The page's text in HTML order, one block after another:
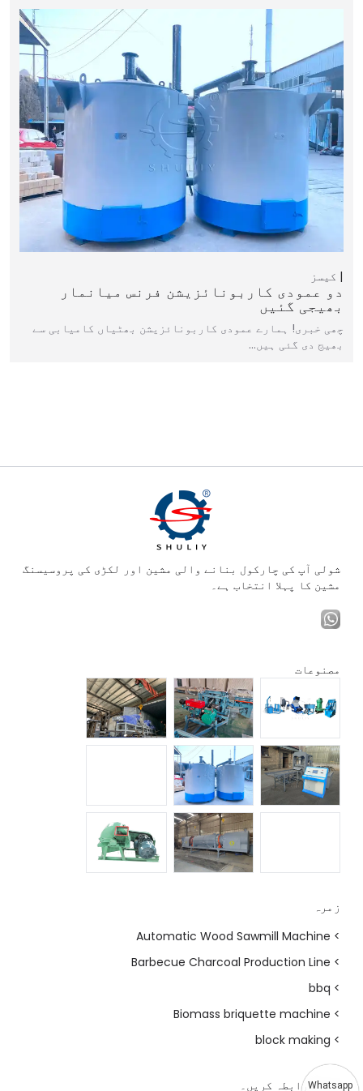
کیسز
دو عمودی کاربونائزیشن فرنس میانمار
بھیجی گئیں
چھی خبری! ہمارے عمودی کاربونائزیشن بھٹیاں کامیابی سے
بھیج دی گئی ہیں…
شولی آپ کی چارکول بنانے والی مشین اور لکڑی کی پروسیسنگ
مشین کا پہلا انتخاب ہے۔
مصنوعات
زمرہ
> Automatic Wood Sawmill Machine
> Barbecue Charcoal Production Line
> bbq
> Biomass briquette machine
> block making
ہم سے رابطہ کریں۔
Whatsapp